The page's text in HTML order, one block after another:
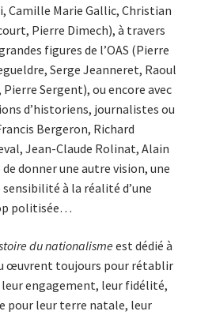
Camille Marie Gallic, Christian
Pierre Dimech), à travers
figures de l’OAS (Pierre
Serge Jeanneret, Raoul
Sergent), ou encore avec
d’historiens, journalistes ou
Bergeron, Richard
Jean-Claude Rolinat, Alain
donner une autre vision, une
à la réalité d’une
politisée…
du nationalisme est dédié à
œuvrent toujours pour rétablir
leur engagement, leur fidélité,
pour leur terre natale, leur